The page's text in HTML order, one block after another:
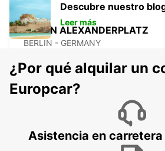
BERLÍN ALEXANDERPLATZ
BERLIN - GERMANY
AEROPUERTO DE BERLÍN-
BRANDENBURGO
Descubre nuestro
Leer más
¿Por qué alquilar un
Europcar?
Asistencia en